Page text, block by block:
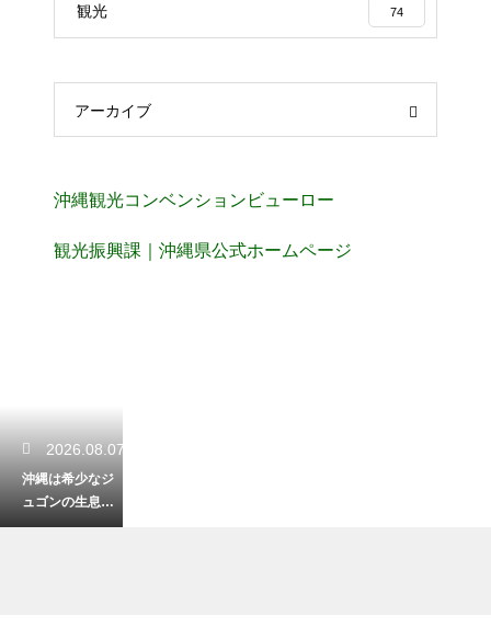
観光 74
アーカイブ
沖縄観光コンベンションビューロー
観光振興課｜沖縄県公式ホームページ
2026.08.07
沖縄は希少なジ
ュゴンの生息
地！絶滅危機か